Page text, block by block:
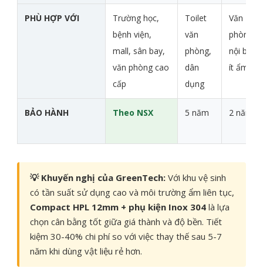
PHÙ HỢP VỚI
Trường học,
bệnh viện,
mall, sân bay,
văn phòng cao
cấp
Toilet
văn
phòng,
dân
dụng
Văn
phòng
nội bộ,
ít ẩm
BẢO HÀNH Theo NSX 5 năm 2 năm
💡 Khuyến nghị của GreenTech: Với khu vệ sinh
có tần suất sử dụng cao và môi trường ẩm liên tục,
Compact HPL 12mm + phụ kiện Inox 304 là lựa
chọn cân bằng tốt giữa giá thành và độ bền. Tiết
kiệm 30-40% chi phí so với việc thay thế sau 5-7
năm khi dùng vật liệu rẻ hơn.